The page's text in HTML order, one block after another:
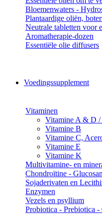
Bloemenwaters -
Plantaardige oliën,
Neutrale tabletten voor
Aromatherapie-dozen
Essentiële olie diffusers
Voedingssupplement
Vitaminen
Vitamine A & D /
Vitamine B
Vitamine C,
Vitamine E
Vitamine K
Multivitamine- en
Chondroïtine -
Sojaderivaten en
Enzymen
Vezels en psyllium
Probiotica - Prebiotica